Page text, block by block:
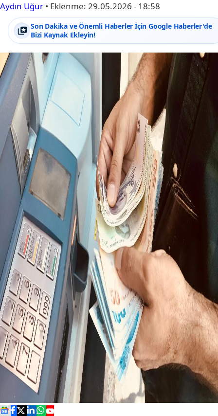
Aydın Uğur • Eklenme: 29.05.2026 - 18:58
Son Dakika ve Önemli Haberler İçin Google Haberler'de
Bizi Kaynak Ekleyin!